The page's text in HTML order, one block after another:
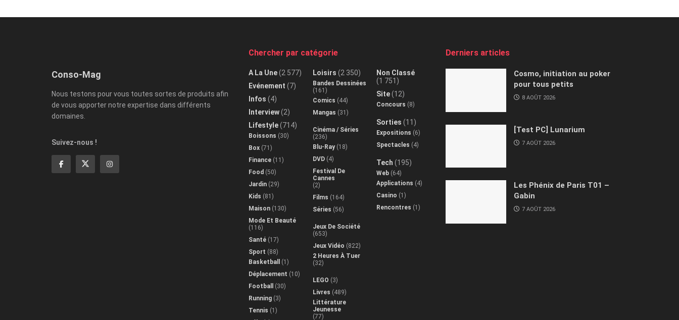
Conso-Mag
Nous testons pour vous toutes sortes de produits afin
de vous apporter notre expertise dans différents
domaines.
Suivez-nous !
Chercher par catégorie
A La Une(2 577)
Evénement (7)
Infos (4)
Interview(2)
Lifestyle(714)
Boissons (30)
Box (71)
Finance (11)
Food (50)
Jardin (29)
Kids (81)
Maison (130)
Mode Et Beauté
(116)
Santé (17)
Sport (88)
Basketball
(1)
Déplacement (10)
Football
(30)
Running (3)
Tennis (1)
Loisirs (2 350)
Bandes Dessinées
(161)
Comics (44)
Mangas (31)
Cinéma / Séries
(236)
Blu-Ray(18)
DVD(4)
Festival De
Cannes
(2)
Films (164)
Séries (56)
Jeux De Société
(653)
Jeux Vidéo (822)
2 Heures À Tuer
(32)
LEGO (3)
Livres (489)
Littérature
Jeunesse
(77)
Non Classé
(1 751)
Site(12)
Concours (8)
Sorties (11)
Expositions (6)
Spectacles (4)
Tech (195)
Web (64)
Applications (4)
Casino (1)
Rencontres (1)
Derniers articles
Cosmo, initiation au poker
pour tous petits
8 AOÛT 2026
[Test PC] Lunarium
7 AOÛT 2026
Les Phénix de Paris T01 –
Gabin
7 AOÛT 2026